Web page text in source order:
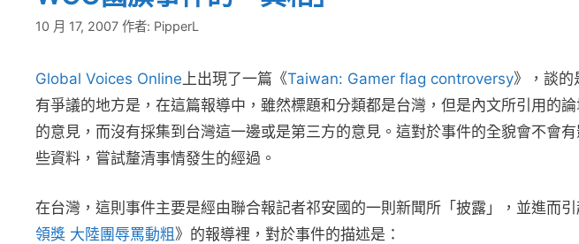
10 月 17, 2007 作者: PipperL
Global Voices Online上出現了一篇《Taiwan: Gamer flag controversy》，談的
有爭議的地方是，在這篇報導中，雖然標題和分類都是台灣，但是內文所引用的
的意見，而沒有採集到台灣這一邊或是第三方的意見。這對於事件的全貌會不會
些資料，嘗試釐清事情發生的經過。
在台灣，這則事件主要是經由聯合報記者祁安國的一則新聞所「披露」，並進而
領獎 大陸團辱罵動粗 》的報導裡，對於事件的描述是：